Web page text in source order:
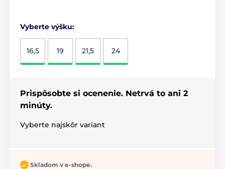
Vyberte výšku:
16,5 19 21,5 24
Prispôsobte si ocenenie. Netrvá to ani 2
minúty.
Vyberte najskôr variant
Skladom v e-shope.